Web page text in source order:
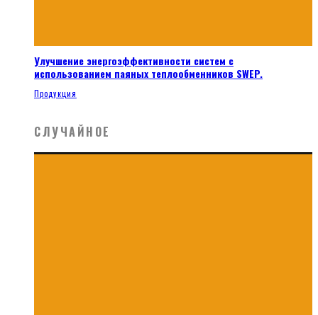
Улучшение энергоэффективности систем с
использованием паяных теплообменников SWEP.
Продукция
СЛУЧАЙНОЕ